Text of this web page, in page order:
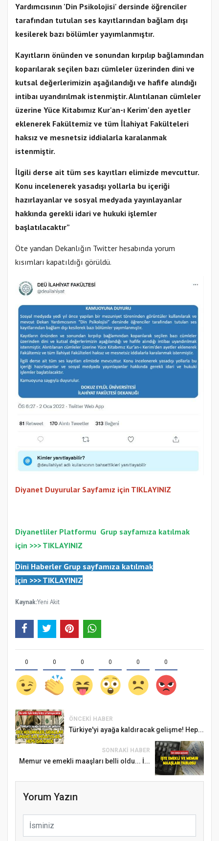
Yardımcısının 'Din Psikolojisi' dersinde öğrenciler
tarafından tutulan ses kayıtlarından bağlam dışı
kesilerek bazı bölümler yayımlanmıştır.
Kayıtların önünden ve sonundan kırpılıp bağlamından
koparılarak seçilen bazı cümleler üzerinden dini ve
kutsal değerlerimizin aşağılandığı ve hafife alındığı
intibaı uyandırılmak istenmiştir. Alıntılanan cümleler
üzerine Yüce Kitabımız Kur'an-ı Kerim'den ayetler
eklenerek Fakültemiz ve tüm İlahiyat Fakülteleri
haksız ve mesnetsiz iddialarla karalanmak
istenmiştir.
İlgili derse ait tüm ses kayıtları elimizde mevcuttur.
Konu incelenerek yasadışı yollarla bu içeriği
hazırlayanlar ve sosyal medyada yayınlayanlar
hakkında gerekli idari ve hukuki işlemler
başlatılacaktır”
Öte yandan Dekanlığın Twitter hesabında yorum
kısımları kapatıldığı görüldü.
Diyanet Duyurular Sayfamız için TIKLAYINIZ
Diyanetliler Platformu Grup sayfamıza katılmak
için >>> TIKLAYINIZ
Dini Haberler Grup sayfamıza katılmak
için >>> TIKLAYINIZ
Kaynak:Yeni Akit
0 0 0 0 0 0
ÖNCEKI HABER
Türkiye'yi ayağa kaldıracak gelişme! Hep...
SONRAKI HABER
Memur ve emekli maaşları belli oldu... İ...
Yorum Yazın